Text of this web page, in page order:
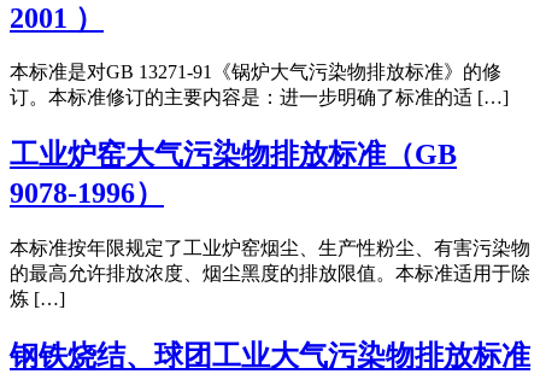
2001 ）
本标准是对GB 13271-91《锅炉大气污染物排放标准》的修
订。本标准修订的主要内容是：进一步明确了标准的适 […]
工业炉窑大气污染物排放标准（GB
9078-1996）
本标准按年限规定了工业炉窑烟尘、生产性粉尘、有害污染物
的最高允许排放浓度、烟尘黑度的排放限值。本标准适用于除
炼 […]
钢铁烧结、球团工业大气污染物排放标准